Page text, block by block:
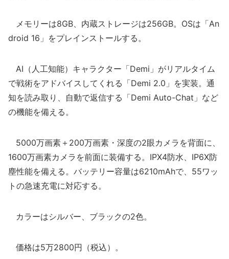
メモリーは8GB、内蔵ストレージは256GB。OSは「An
droid 16」をプレインストールする。
AI（人工知能）キャラクター「Demi」がリアルタイム
で戦術をアドバイスしてくれる「Demi 2.0」を実装。通
知を読み取り、自動で返信する「Demi Auto-Chat」など
の機能を備える。
5000万画素＋200万画素・深度の2眼カメラを背面に、
1600万画素カメラを前面に装備する。IPX4防水、IP6X防
塵性能を備える。バッテリー容量は6210mAhで、55ワッ
トの急速充電に対応する。
カラーはシルバー、ブラックの2色。
価格は5万2800円（税込）。